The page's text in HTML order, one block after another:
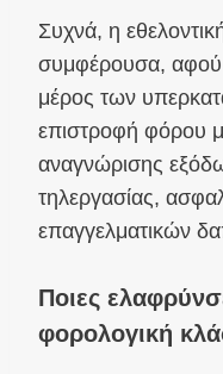
Συχνά, η
συμφέρουσα, αφού
μέρος των
επιστροφή φόρου
αναγνώρισης
τηλεργασίας,
επαγγελματικών
Ποιες
φορολογική